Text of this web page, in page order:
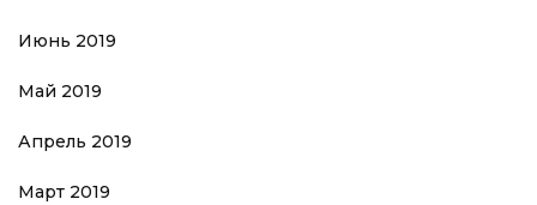
Июнь 2019
Май 2019
Апрель 2019
Март 2019